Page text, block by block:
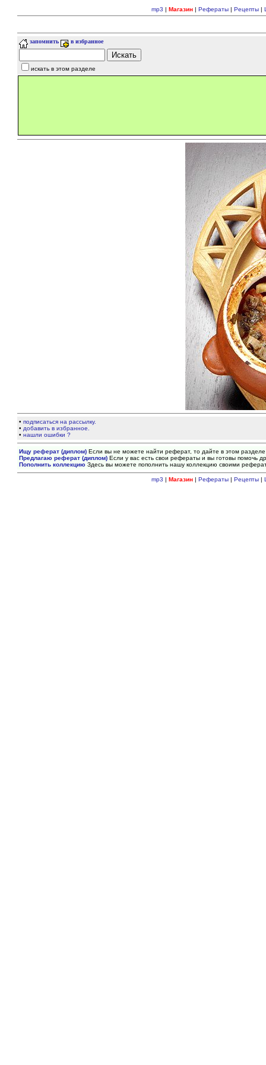
mp3 | Магазин| Рефераты| Рецепты|
запомнить в избранное
искать в этом разделе
•подписаться на рассылку.
• добавить в избранное.
•нашли ошибки ?
Ищу реферат (диплом) Если вы не можете найти реферат, то дайте в этом
Предлагаю реферат (диплом) Если у вас есть свои рефераты и вы готовы помочь
Пополнить коллекцию Здесь вы можете пополнить нашу коллекцию своими
mp3 | Магазин| Рефераты| Рецепты|